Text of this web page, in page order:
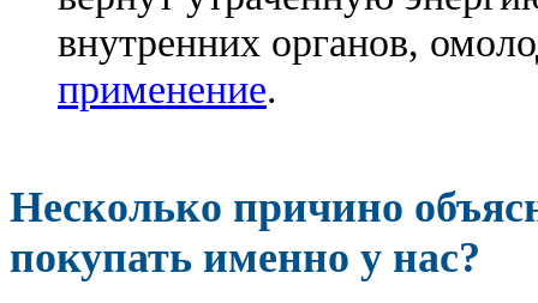
внутренних органов,
применение.
Несколько причино
покупать именно у нас?